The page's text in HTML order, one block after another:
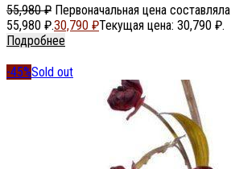
55,980₽ Первоначальная цена составляла
55,980 ₽.30,790 ₽Текущая цена: 30,790 ₽.
Подробнее
-45%Sold out